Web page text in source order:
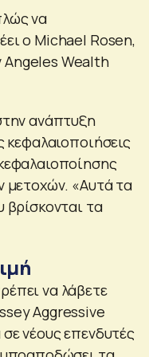
να
ο Michael Rosen,
Angeles Wealth
ανάπτυξη
κεφαλαιοποιήσεις
μετοχών. «Αυτά τα
βρίσκονται τα
να λάβετε
Aggressive
νέους επενδυτές